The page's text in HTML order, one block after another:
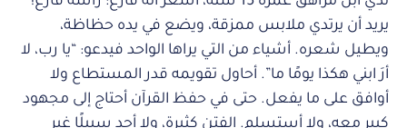
يريد أن يرتدي ملابس ممزقة، ويضع في يده حظاظة،
ويطيل شعره. أشياء من التي يراها الواحد فيدعو: “يا رب، لا
أرَ ابني هكذا يومًا ما”. أحاول تقويمه قدر المستطاع ولا
أوافق على ما يفعل. حتى في حفظ القرآن أحتاج إلى مجهود
كبير معه، ولا أستسلم. الفتن كثيرة، ولا أجد سبيلًا غير